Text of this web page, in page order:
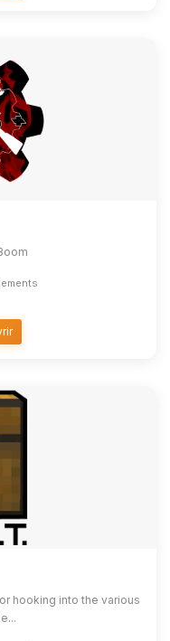
hooking into the various